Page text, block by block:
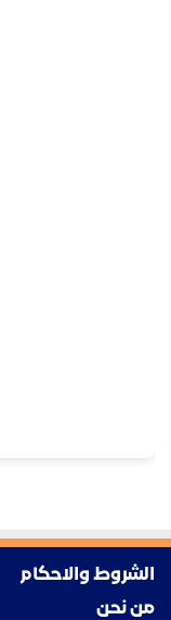
الشروط والاحكام
من نحن